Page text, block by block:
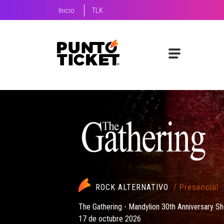
Inicio TLK
ROCK ALTERNATIVO / Presencial
The Gathering - Mandylion 30th Anniversary
17 de octubre 2026